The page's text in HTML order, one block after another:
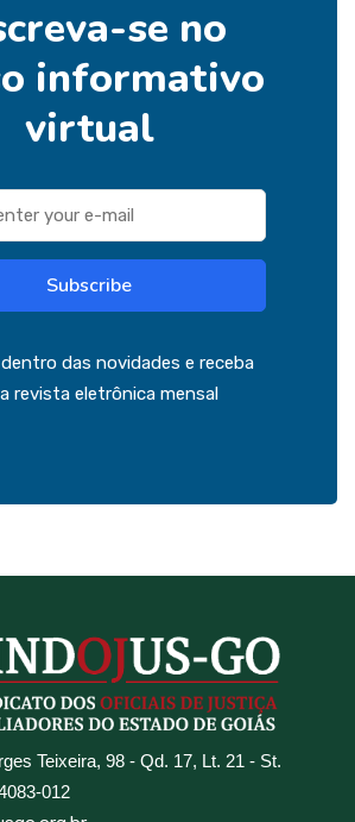
se no
informativo
virtual
Subscribe
das novidades e receba
revista eletrônica mensal
Teixeira, 98 - Qd. 17, Lt. 21 - St.
012